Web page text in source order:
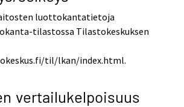
luottokantatietoja
tilastossa Tilastokeskuksen
til/lkan/index.html.
vertailukelpoisuus